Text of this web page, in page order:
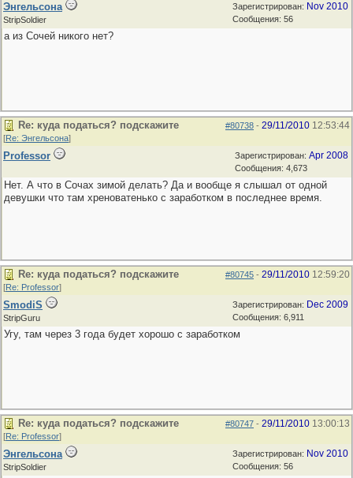
Зарегистрирован: Nov 2010
Сообщения: 56
Энгельсона
StripSoldier
а из Сочей никого нет?
#80738 - 29/11/2010 12:53:44
Re: куда податься? подскажите
[Re: Энгельсона]
Зарегистрирован: Apr 2008
Сообщения: 4,673
Professor
Нет. А что в Сочах зимой делать? Да и вообще я слышал от одной
девушки что там хреноватенько с заработком в последнее время.
#80745 - 29/11/2010 12:59:20
Re: куда податься? подскажите
[Re: Professor]
Зарегистрирован: Dec 2009
Сообщения: 6,911
SmodiS
StripGuru
Угу, там через 3 года будет хорошо с заработком
#80747 - 29/11/2010 13:00:13
Re: куда податься? подскажите
[Re: Professor]
Зарегистрирован: Nov 2010
Сообщения: 56
Энгельсона
StripSoldier